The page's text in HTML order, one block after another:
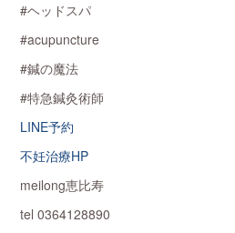
#ヘッドスパ
#acupuncture
#鍼の魔法
#特急鍼灸術師
LINE予約
不妊治療HP
meilong恵比寿
tel 0364128890